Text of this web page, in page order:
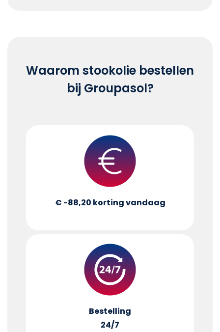
Waarom stookolie bestellen
bij Groupasol?
€ -88,20 korting vandaag
Bestelling
24/7